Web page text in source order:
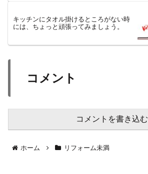
キッチンにタオル掛けるところがない時
には、ちょっと頑張ってみましょう。
コメント
コメントを書き込む
ホーム リフォーム未満